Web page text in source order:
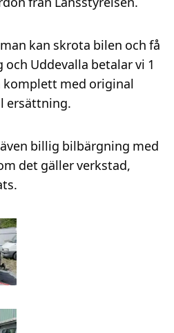
kan skrota bilen och få
Uddevalla betalar vi 1
komplett med original
ersättning.
billig bilbärgning med
det gäller verkstad,